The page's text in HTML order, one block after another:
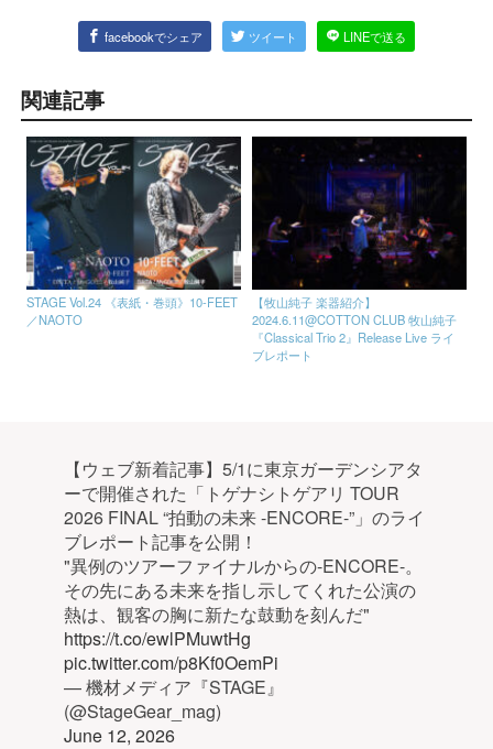
facebookでシェア ツイート LINEで送る
関連記事
STAGE Vol.24 《表紙・巻頭》10-FEET
／NAOTO
【牧山純子 楽器紹介】
2024.6.11@COTTON CLUB 牧山純子
『Classical Trio 2』Release Live ライ
ブレポート
【ウェブ新着記事】5/1に東京ガーデンシアタ
ーで開催された「トゲナシトゲアリ TOUR
2026 FINAL “拍動の未来 -ENCORE-”」のライ
ブレポート記事を公開！
"異例のツアーファイナルからの-ENCORE-。
その先にある未来を指し示してくれた公演の
熱は、観客の胸に新たな鼓動を刻んだ"
https://t.co/ewlPMuwtHg
pic.twitter.com/p8Kf0OemPi
— 機材メディア『STAGE』
(@StageGear_mag)
June 12, 2026